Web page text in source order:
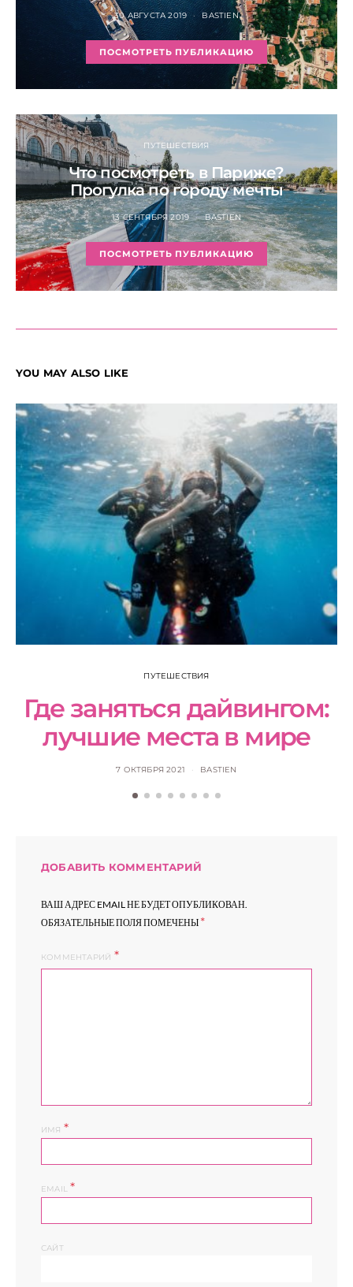
30 АВГУСТА 2019 BASTIEN
ПОСМОТРЕТЬ ПУБЛИКАЦИЮ
ПУТЕШЕСТВИЯ
Что посмотреть в Париже?
Прогулка по городу мечты
13 СЕНТЯБРЯ 2019 BASTIEN
ПОСМОТРЕТЬ ПУБЛИКАЦИЮ
YOU MAY ALSO LIKE
ПУТЕШЕСТВИЯ
Где заняться дайвингом:
лучшие места в мире
7 ОКТЯБРЯ 2021 BASTIEN
ДОБАВИТЬ КОММЕНТАРИЙ
ВАШ АДРЕС EMAIL НЕ БУДЕТ ОПУБЛИКОВАН.
ОБЯЗАТЕЛЬНЫЕ ПОЛЯ ПОМЕЧЕНЫ *
КОММЕНТАРИЙ
ИМЯ *
EMAIL*
САЙТ